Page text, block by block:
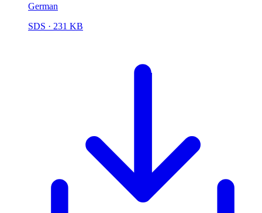
German
SDS · 231 KB